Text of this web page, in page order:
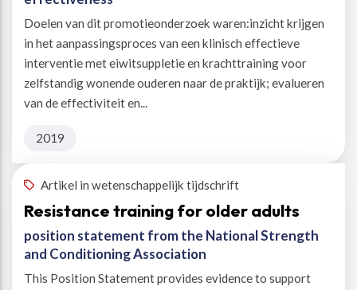
Doelen van dit promotieonderzoek waren:inzicht krijgen
in het aanpassingsproces van een klinisch effectieve
interventie met eiwitsuppletie en krachttraining voor
zelfstandig wonende ouderen naar de praktijk; evalueren
van de effectiviteit en...
2019
Artikel in wetenschappelijk tijdschrift
Resistance training for older adults
position statement from the National Strength
and Conditioning Association
This Position Statement provides evidence to support